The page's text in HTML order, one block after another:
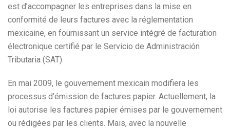
est d’accompagner les entreprises dans la mise en
conformité de leurs factures avec la réglementation
mexicaine, en fournissant un service intégré de facturation
électronique certifié par le Servicio de Administración
Tributaria (SAT).
En mai 2009, le gouvernement mexicain modifiera les
processus d’émission de factures papier. Actuellement, la
loi autorise les factures papier émises par le gouvernement
ou rédigées par les clients. Mais, avec la nouvelle